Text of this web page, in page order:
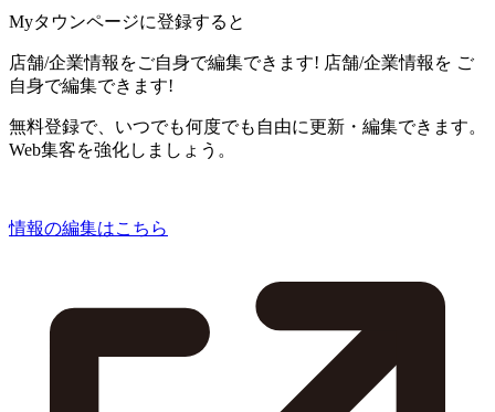
Myタウンページに登録すると
店舗/企業情報をご自身で編集できます! 店舗/企業情報を ご
自身で編集できます!
無料登録で、いつでも何度でも自由に更新・編集できます。
Web集客を強化しましょう。
情報の編集はこちら